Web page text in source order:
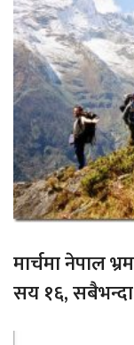
मार्चमा नेपाल
सय १६,